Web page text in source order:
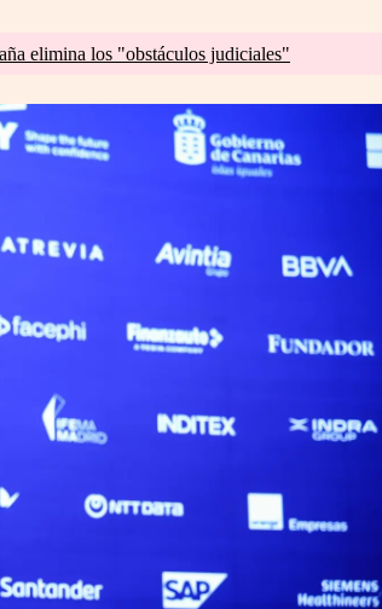
elimina los "obstáculos judiciales"